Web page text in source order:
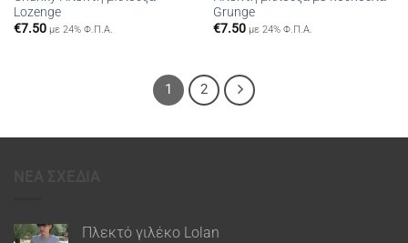
Lozenge
€7.50 με 24% Φ.Π.Α.
Grunge
€7.50 με 24% Φ.Π.Α.
1 2
Πλεκτό γιλέκο Lolan